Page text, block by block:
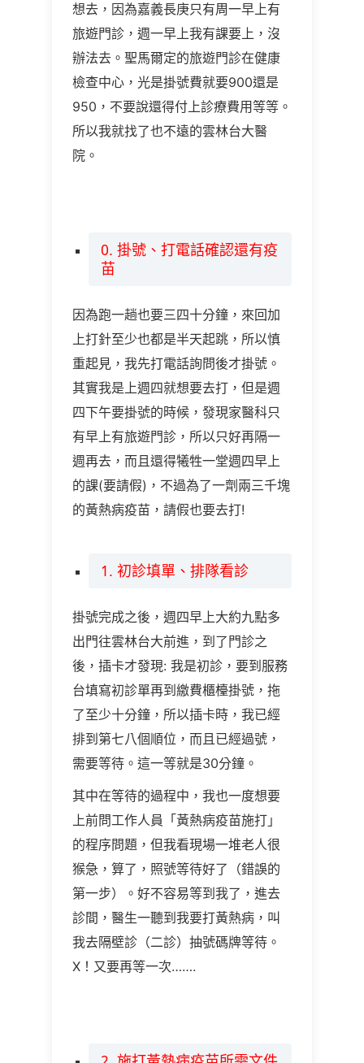
想去，因為嘉義長庚只有周一早上有
旅遊門診，週一早上我有課要上，沒
辦法去。聖馬爾定的旅遊門診在健康
檢查中心，光是掛號費就要900還是
950，不要說還得付上診療費用等等。
所以我就找了也不遠的雲林台大醫
院。
0. 掛號、打電話確認還有疫
苗
因為跑一趟也要三四十分鐘，來回加
上打針至少也都是半天起跳，所以慎
重起見，我先打電話詢問後才掛號。
其實我是上週四就想要去打，但是週
四下午要掛號的時候，發現家醫科只
有早上有旅遊門診，所以只好再隔一
週再去，而且還得犧牲一堂週四早上
的課(要請假)，不過為了一劑兩三千塊
的黃熱病疫苗，請假也要去打!
1. 初診填單、排隊看診
掛號完成之後，週四早上大約九點多
出門往雲林台大前進，到了門診之
後，插卡才發現: 我是初診，要到服務
台填寫初診單再到繳費櫃檯掛號，拖
了至少十分鐘，所以插卡時，我已經
排到第七八個順位，而且已經過號，
需要等待。這一等就是30分鐘。
其中在等待的過程中，我也一度想要
上前問工作人員「黃熱病疫苗施打」
的程序問題，但我看現場一堆老人很
猴急，算了，照號等待好了（錯誤的
第一步）。好不容易等到我了，進去
診間，醫生一聽到我要打黃熱病，叫
我去隔壁診（二診）抽號碼牌等待。
X！又要再等一次…….